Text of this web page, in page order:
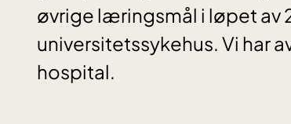
øvrige læringsmål i løpet av
universitetssykehus. Vi har
hospital.